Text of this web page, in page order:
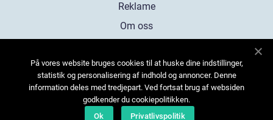
Reklame
Om oss
Kontakt Oss
Sitemap
På vores website bruges cookies til at huske dine indstillinger,
statistik og personalisering af indhold og annoncer. Denne
information deles med tredjepart. Ved fortsat brug af websiden
godkender du cookiepolitikken.
Ok
Privatlivspolitik